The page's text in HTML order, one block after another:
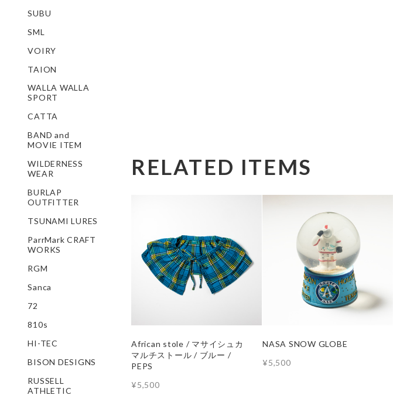
RELATED ITEMS
African stole / マサイシュカ
マルチストール / ブルー /
PEPS
¥5,500
NASA SNOW GLOBE
¥5,500
SUBU
SML
VOIRY
TAION
WALLA WALLA
SPORT
CATTA
BAND and
MOVIE ITEM
WILDERNESS
WEAR
BURLAP
OUTFITTER
TSUNAMI LURES
ParrMark CRAFT
WORKS
RGM
Sanca
72
810s
HI-TEC
BISON DESIGNS
RUSSELL
ATHLETIC